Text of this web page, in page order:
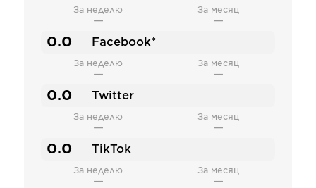
За неделю
—
За месяц
—
0.0 Facebook*
За неделю
—
За месяц
—
0.0 Twitter
За неделю
—
За месяц
—
0.0 TikTok
За неделю
—
За месяц
—